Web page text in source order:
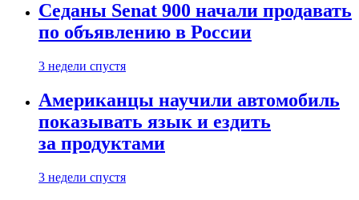
Седаны Senat 900 начали продавать
по объявлению в России
3 недели спустя
Американцы научили автомобиль
показывать язык и ездить
за продуктами
3 недели спустя